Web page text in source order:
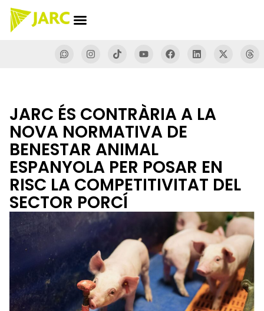
JARC ÉS CONTRÀRIA A LA
NOVA NORMATIVA DE
BENESTAR ANIMAL
ESPANYOLA PER POSAR EN
RISC LA COMPETITIVITAT DEL
SECTOR PORCÍ